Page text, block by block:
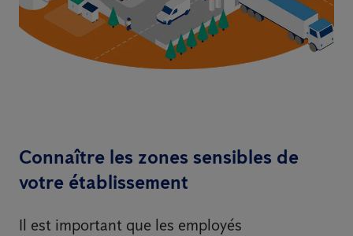
Connaître les zones sensibles de
votre établissement
Il est important que les employés